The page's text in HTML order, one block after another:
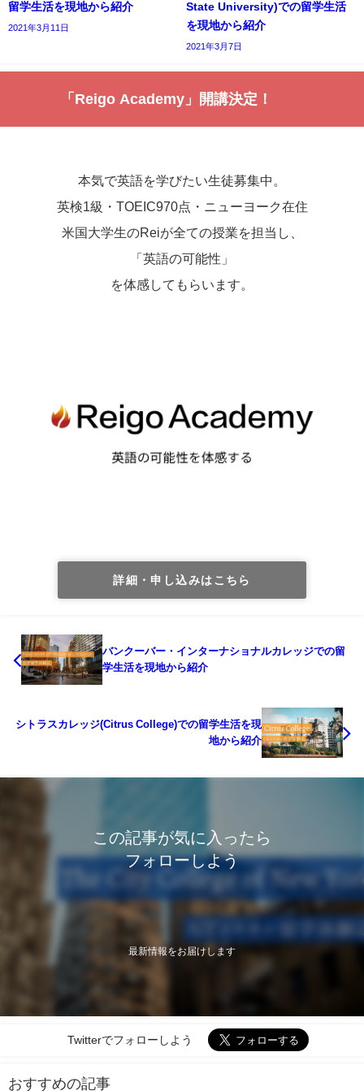
留学生活を現地から紹介
2021年3月11日
State University)での留学生活
を現地から紹介
2021年3月7日
「Reigo Academy」開講決定！
本気で英語を学びたい生徒募集中。
英検1級・TOEIC970点・ニューヨーク在住
米国大学生のReiが全ての授業を担当し、
「英語の可能性」
を体感してもらいます。
詳細・申し込みはこちら
バンクーバー・インターナショナルカレッジでの留
学生活を現地から紹介
シトラスカレッジ(Citrus College)での留学生活を現
地から紹介
この記事が気に入ったら
フォローしよう
最新情報をお届けします
Twitterでフォローしよう
おすすめの記事